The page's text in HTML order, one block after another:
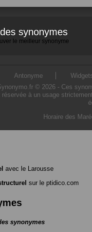
synonymes
le meilleur synonyme
Antonyme
© 2026 - Ces
à un usage
Horaire des
avec le Larousse
sur le ptidico.com
synonymes